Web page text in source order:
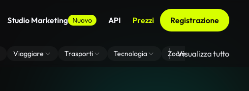
Studio Marketing Nuovo API Prezzi Registrazione
Viaggiare Trasporti Tecnologia Zoom Di Sfondo Virtuale
Visualizza tutto